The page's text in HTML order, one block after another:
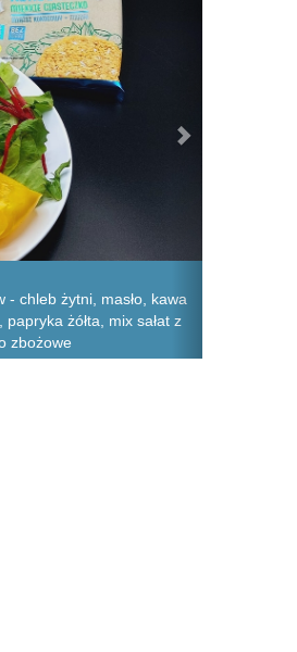
- chleb żytni, masło, kawa
żółta, mix sałat z
zbożowe